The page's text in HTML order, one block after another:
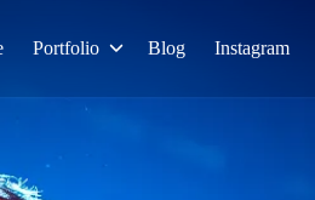
Portfolio Blog Instagram